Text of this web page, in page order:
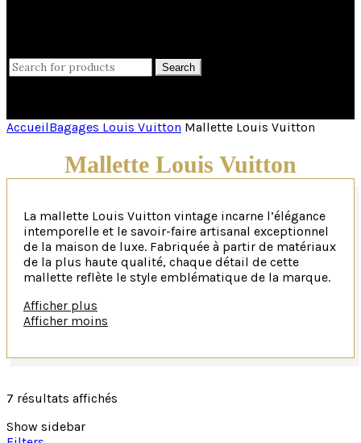
Search
for:
Search
AccueilBagages Louis Vuitton Mallette Louis Vuitton
Mallette Louis Vuitton
La mallette Louis Vuitton vintage incarne l’élégance
intemporelle et le savoir-faire artisanal exceptionnel
de la maison de luxe. Fabriquée à partir de matériaux
de la plus haute qualité, chaque détail de cette
mallette reflète le style emblématique de la marque.
Un design sophistiqué au service de la fonctionnalité
esthétique avec une précision méticuleuse. Les
Vuitton ornent subtilement la surface, ajoutant une
>Organisation intérieure intelligente et finitions cuir
Afficher plus
Afficher moins
7 résultats affichés
Show sidebar